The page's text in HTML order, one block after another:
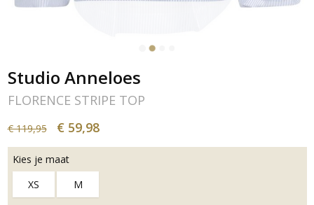
Studio Anneloes
FLORENCE STRIPE TOP
€ 119,95 € 59,98
Kies je maat
XS
M